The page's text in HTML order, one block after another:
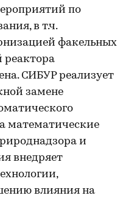
по
в т.ч.
факельных
реактора
СИБУР реализует
замене
математические
и
внедряет
влияния на